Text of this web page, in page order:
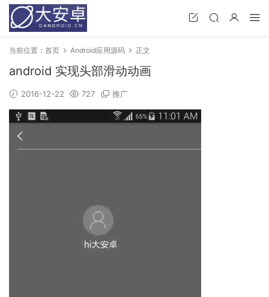
当前位置： 首页 Android应用源码 正文
android 实现头部滑动动画
2016-12-22 727 推广